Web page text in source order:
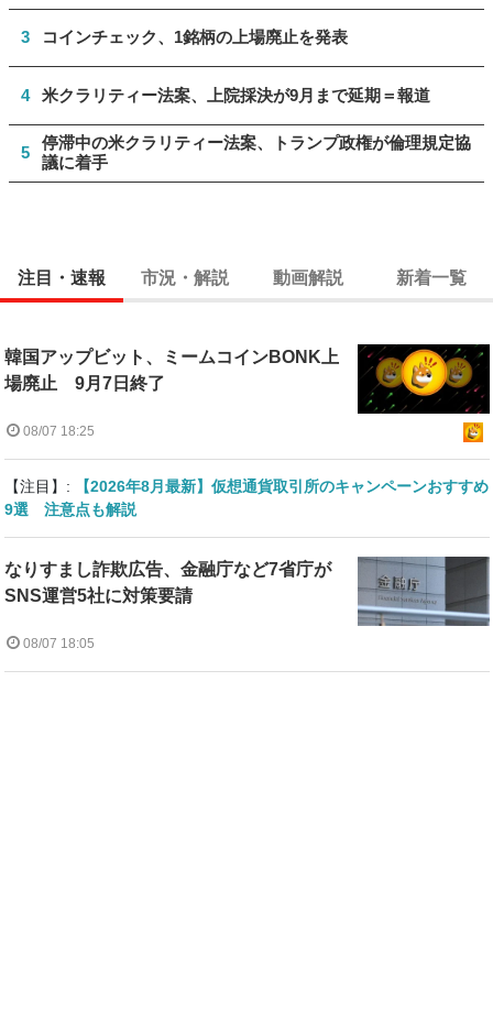
3 コインチェック、1銘柄の上場廃止を発表
4 米クラリティー法案、上院採決が9月まで延期＝報道
5
停滞中の米クラリティー法案、トランプ政権が倫理規定協
議に着手
注目・速報 市況・解説 動画解説 新着一覧
韓国アップビット、ミームコインBONK上
場廃止 9月7日終了
08/07 18:25
【注目】:
【2026年8月最新】仮想通貨取引所のキャンペーンおすすめ
9選 注意点も解説
なりすまし詐欺広告、金融庁など7省庁が
SNS運営5社に対策要請
08/07 18:05